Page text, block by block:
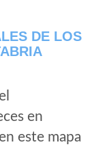
DE LOS
en
este mapa